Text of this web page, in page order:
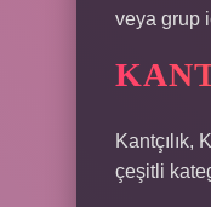
veya grup
Kantçılık,
çeşitli